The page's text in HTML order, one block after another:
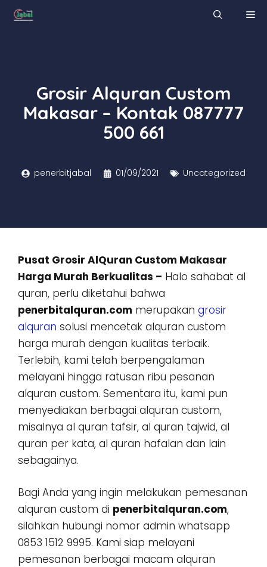
Skip
Grosir Alquran Custom
Makasar – Kontak 087777
500 661
penerbitjabal 01/09/2021 Uncategorized
Pusat Grosir AlQuran Custom Makasar
Harga Murah Berkualitas – Halo sahabat al
quran, perlu diketahui bahwa
penerbitalquran.com merupakan grosir
alquran solusi mencetak alquran custom
harga murah dengan kualitas terbaik.
Terlebih, kami telah berpengalaman
melayani hingga ratusan ribu pesanan
alquran custom. Sementara itu, kami pun
menyediakan berbagai alquran custom,
misalnya al quran tafsir, al quran tajwid, al
quran per kata, al quran hafalan dan lain
sebagainya.
Bagi Anda yang ingin melakukan pemesanan
alquran custom di penerbitalquran.com,
silahkan hubungi nomor admin whatsapp
0853 1512 9995. Kami siap melayani
pemesanan berbagai macam alquran